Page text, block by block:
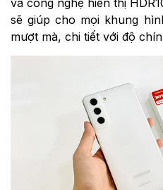
sẽ giúp cho mọi khung
mượt mà, chi tiết với độ